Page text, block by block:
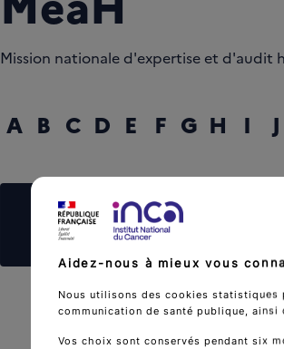
Mission nationale d'expertise et d'audit
A B C D E F G H I J
Rechercher un mot
Aidez-nous à mieux vous
Nous utilisons des cookies statistiques
communication de santé publique, ainsi
Vos choix sont conservés pendant six